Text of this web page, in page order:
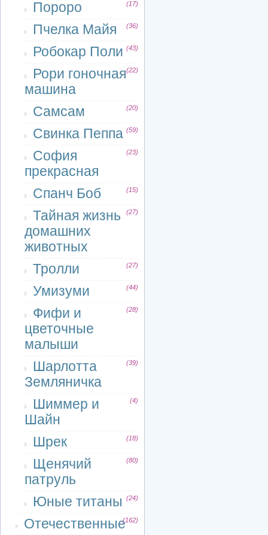
Пороро (17)
Пчелка Майя (36)
Робокар Поли (43)
Рори гоночная
машина
(22)
Самсам (20)
Свинка Пеппа (59)
София
прекрасная
(23)
Спанч Боб (15)
Тайная жизнь
домашних
животных
(27)
Тролли (27)
Умизуми (44)
Фифи и
цветочные
малыши
(28)
Шарлотта
Земляничка
(39)
Шиммер и
Шайн
(4)
Шрек (18)
Щенячий
патруль
(80)
Юные титаны (24)
Отечественные(162)